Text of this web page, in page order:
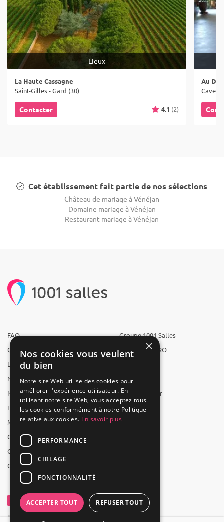
Lieux
La Haute Cassagne
Saint-Gilles - Gard (30)
Contacter 4.1 (2)
Au
Cet établissement fait partie de nos sélections
Château de mariage à Vénéjan
Domaine mariage à Vénéjan
Restaurant mariage à Vénéjan
FAQ
Qui sommes-nous ?
L'équipe
Nous recrutons
Nos partenaires
Espace presse
Mentions légales
CGV
CGU
Contact
Groupe 1001 Salles
1001 Salles PRO
1001 Traiteurs
1001 Artistes
Reserverunbar
MP2
Powered by Groupe 1001Salles
×
Nos cookies vous veulent
du bien
Notre site Web utilise des cookies pour
améliorer l'expérience utilisateur. En
utilisant notre site Web, vous acceptez tous
les cookies conformément à notre Politique
relative aux cookies. En savoir plus
PERFORMANCE
CIBLAGE
FONCTIONNALITÉ
ACCEPTER TOUT REFUSER TOUT